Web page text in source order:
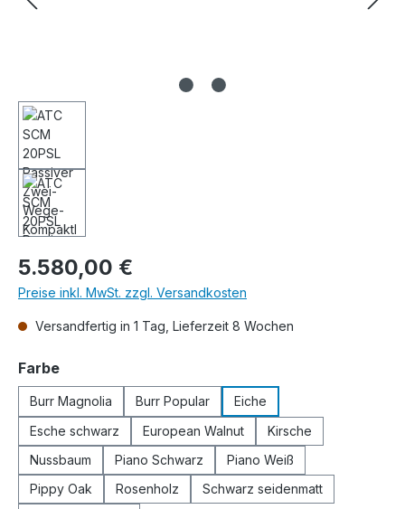
Regulärer Preis:
5.580,00 €
Preise inkl. MwSt. zzgl. Versandkosten
Versandfertig in 1 Tag, Lieferzeit 8 Wochen
Farbeauswählen
Burr Magnolia Burr Popular
Eiche
Esche schwarz
European Walnut
Kirsche
Nussbaum
Piano Schwarz
Piano Weiß
Pippy Oak
Rosenholz
Schwarz seidenmatt